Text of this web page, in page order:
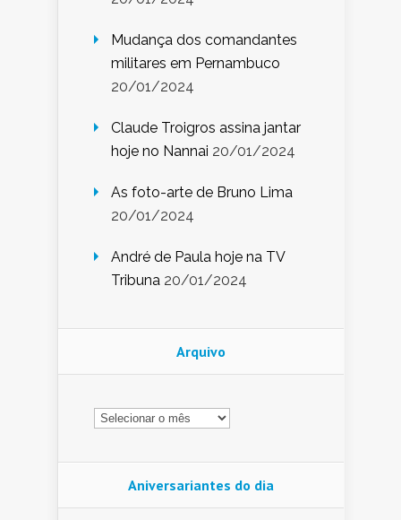
Mudança dos comandantes
militares em Pernambuco
20/01/2024
Claude Troigros assina jantar
hoje no Nannai 20/01/2024
As foto-arte de Bruno Lima
20/01/2024
André de Paula hoje na TV
Tribuna 20/01/2024
Arquivo
Arquivo
Aniversariantes do dia